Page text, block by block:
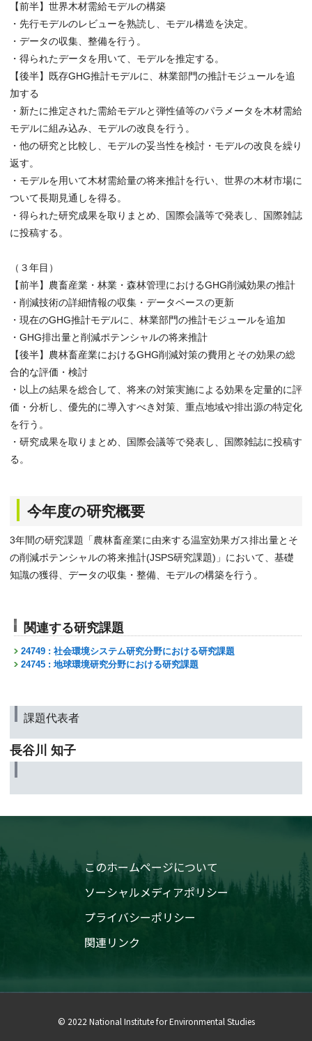
【前半】世界木材需給モデルの構築
・先行モデルのレビューを熟読し、モデル構造を決定。
・データの収集、整備を行う。
・得られたデータを用いて、モデルを推定する。
【後半】既存GHG推計モデルに、林業部門の推計モジュールを追
加する
・新たに推定された需給モデルと弾性値等のパラメータを木材需給
モデルに組み込み、モデルの改良を行う。
・他の研究と比較し、モデルの妥当性を検討・モデルの改良を繰り
返す。
・モデルを用いて木材需給量の将来推計を行い、世界の木材市場に
ついて長期見通しを得る。
・得られた研究成果を取りまとめ、国際会議等で発表し、国際雑誌
に投稿する。
（３年目）
【前半】農畜産業・林業・森林管理におけるGHG削減効果の推計
・削減技術の詳細情報の収集・データベースの更新
・現在のGHG推計モデルに、林業部門の推計モジュールを追加
・GHG排出量と削減ポテンシャルの将来推計
【後半】農林畜産業におけるGHG削減対策の費用とその効果の総
合的な評価・検討
・以上の結果を総合して、将来の対策実施による効果を定量的に評
価・分析し、優先的に導入すべき対策、重点地域や排出源の特定化
を行う。
・研究成果を取りまとめ、国際会議等で発表し、国際雑誌に投稿す
る。
今年度の研究概要
3年間の研究課題「農林畜産業に由来する温室効果ガス排出量とそ
の削減ポテンシャルの将来推計(JSPS研究課題)」において、基礎
知識の獲得、データの収集・整備、モデルの構築を行う。
関連する研究課題
24749 : 社会環境システム研究分野における研究課題
24745 : 地球環境研究分野における研究課題
課題代表者
長谷川 知子
このホームページについて
ソーシャルメディアポリシー
プライバシーポリシー
関連リンク
© 2022 National Institute for Environmental Studies